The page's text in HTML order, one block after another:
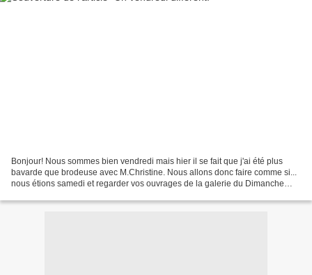
Bonjour! Nous sommes bien vendredi mais hier il se fait que j'ai été plus
bavarde que brodeuse avec M.Christine. Nous allons donc faire comme si...
nous étions samedi et regarder vos ouvrages de la galerie du Dimanche